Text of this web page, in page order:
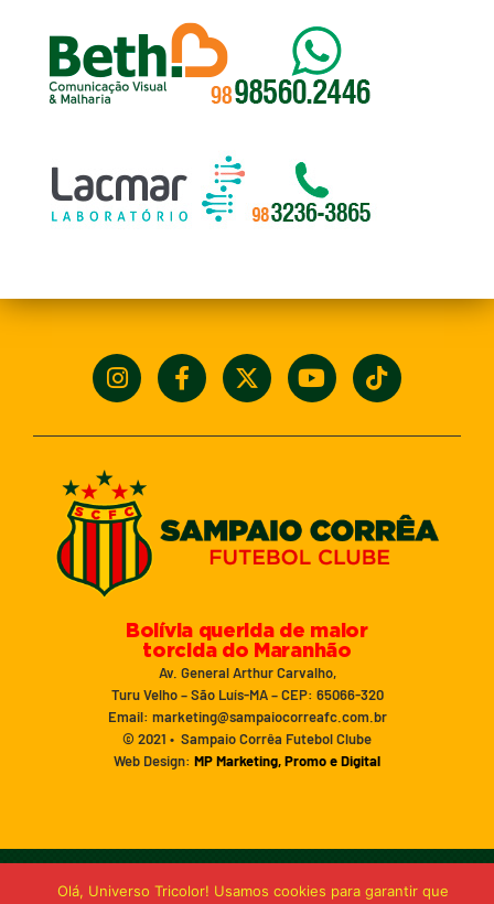
Bolívia querida de maior
torcida do Maranhão
Av. General Arthur Carvalho,
Turu Velho – São Luís-MA – CEP: 65066-320
Email: marketing@sampaiocorreafc.com.br
© 2021 • Sampaio Corrêa Futebol Clube
Web Design: MP Marketing, Promo e Digital
Olá, Universo Tricolor! Usamos cookies para garantir que